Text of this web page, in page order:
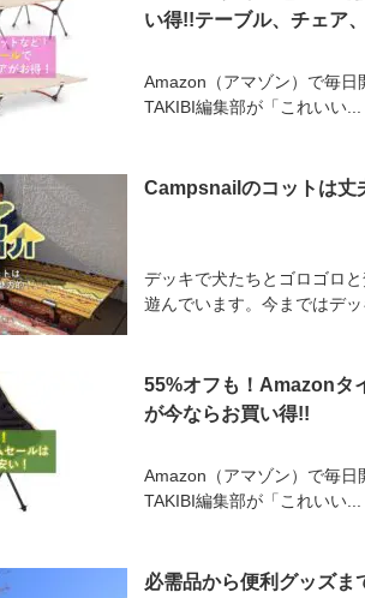
い得!!テーブル、チェア
Amazon（アマゾン）で毎日
TAKIBI編集部が「これいい...
Campsnailのコットは丈
デッキで犬たちとゴロゴロ
遊んでいます。今まではデッ
55%オフも！Amazonタ
が今ならお買い得!!
Amazon（アマゾン）で毎日
TAKIBI編集部が「これいい...
必需品から便利グッズま